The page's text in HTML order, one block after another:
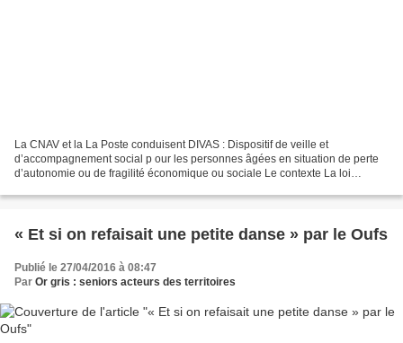
La CNAV et la La Poste conduisent DIVAS : Dispositif de veille et
d’accompagnement social p our les personnes âgées en situation de perte
d’autonomie ou de fragilité économique ou sociale Le contexte La loi
« Et si on refaisait une petite danse » par le Oufs
Publié le 27/04/2016 à 08:47
Par Or gris : seniors acteurs des territoires